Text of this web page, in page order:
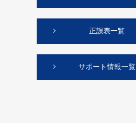
正誤表一覧
サポート情報一覧